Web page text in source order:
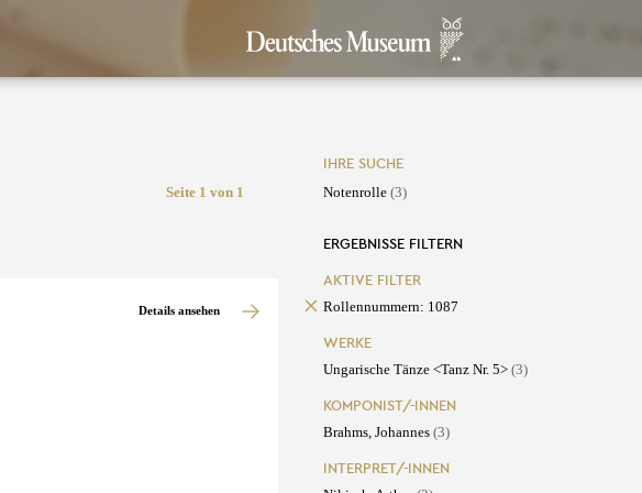
Seite 1 von 1
Details ansehen
IHRE SUCHE
Notenrolle (3)
ERGEBNISSE FILTERN
AKTIVE FILTER
Rollennummern: 1087
WERKE
Ungarische Tänze <Tanz Nr. 5> (3)
KOMPONIST/-INNEN
Brahms, Johannes (3)
INTERPRET/-INNEN